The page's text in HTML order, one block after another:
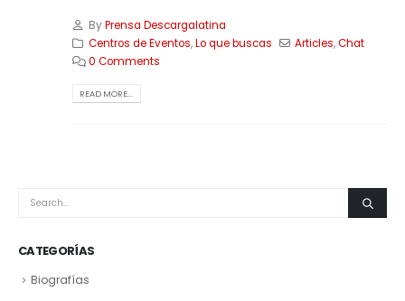
ByPrensa Descargalatina
Centros de Eventos,Lo que buscas Articles,Chat
0 Comments
READ MORE...
CATEGORÍAS
Biografías